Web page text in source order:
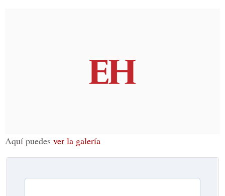
Aquí puedes ver la galería